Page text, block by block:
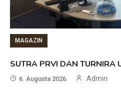
MAGAZIN
SUTRA PRVI DAN TURNIRA
6. Augusta 2026. Admin